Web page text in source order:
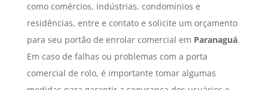
como comércios, indústrias, condomínios e
residências, entre e contato e solicite um orçamento
para seu portão de enrolar comercial em Paranaguá.
Em caso de falhas ou problemas com a porta
comercial de rolo, é importante tomar algumas